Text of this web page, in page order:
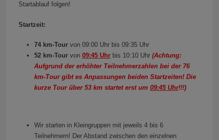
Startablauf folgen!
Startzeit:
74 km-Tourvon 09:00 Uhr bis 09:35 Uhr
52 km-Tourvon 09:45 Uhrbis 10:10 Uhr (Achtung:
Aufgrund der erhöhter Teilnehmerzahlen bei der 76
km-Tour gibt es Anpassungen beiden Startzeiten! Die
kurze Tour über 53 km startet erst um 09:45 Uhr!!!)
Wir starten in Kleingruppen mit jeweils 4 bis 6
Teilnehmern! Der Abstand zwischen den einzelnen